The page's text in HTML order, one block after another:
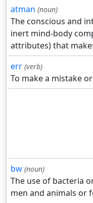
atman (noun)
The conscious and
inert mind-body
attributes) that
err (verb)
To make a mistake
bw (noun)
The use of bacteria
men and animals or